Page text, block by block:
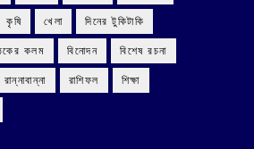
কৃষি খেলা দিনের টুকিটাকি
কলম বিনোদন বিশেষ রচনা
রান্নাবান্না রাশিফল শিক্ষা